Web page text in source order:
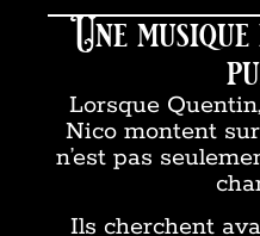
Une
Lorsque
Nico montent
n’est pas
Ils cherchent